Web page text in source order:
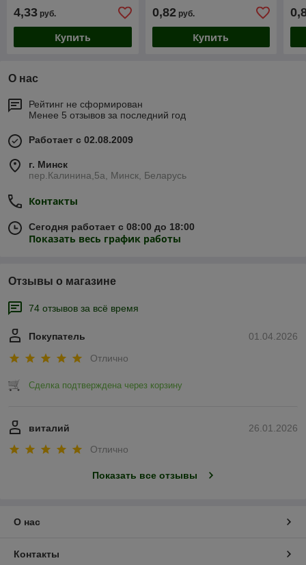
4,33 руб.
Купить
0,82руб.
Купить
О нас
Рейтинг не сформирован
Менее 5 отзывов за последний год
Работает с 02.08.2009
г. Минск
пер.Калинина,5а, Минск, Беларусь
Контакты
Сегодня работает с 08:00 до 18:00
Показать весь график работы
Отзывы о магазине
74 отзывов за всё время
01.04.2026
Покупатель
Отлично
Сделка подтверждена через корзину
26.01.2026
виталий
Отлично
Показать все отзывы
О нас
Контакты